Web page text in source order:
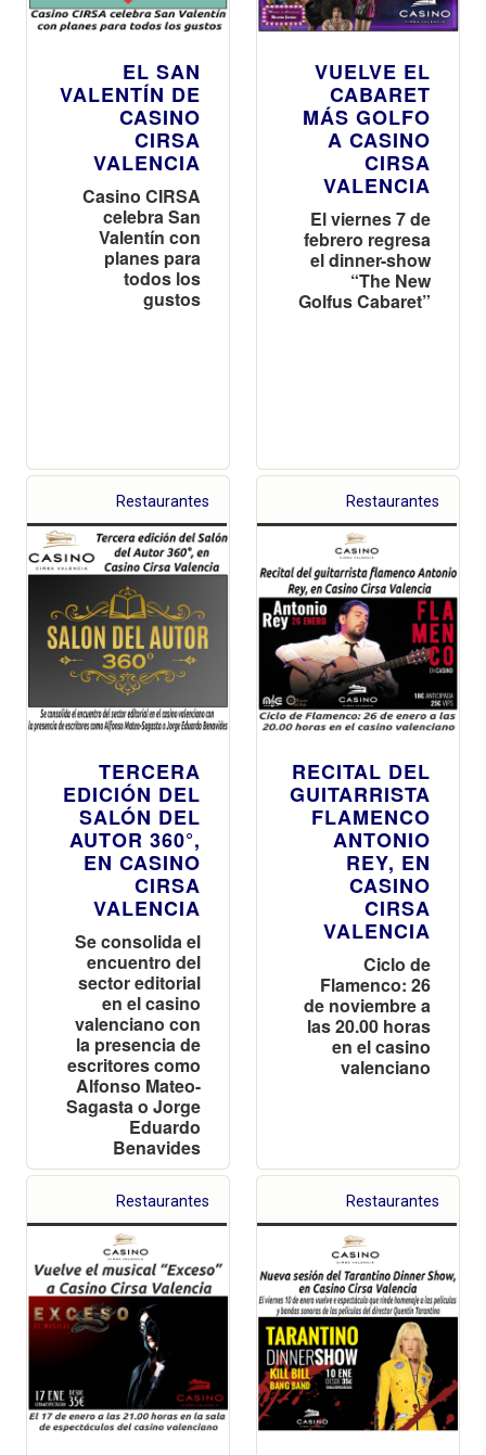
EL SAN
VALENTÍN DE
CASINO
CIRSA
VALENCIA
Casino CIRSA
celebra San
Valentín con
planes para
todos los
gustos
VUELVE EL
CABARET
MÁS GOLFO
A CASINO
CIRSA
VALENCIA
El viernes 7 de
febrero regresa
el dinner-show
“The New
Golfus Cabaret”
Restaurantes
TERCERA
EDICIÓN DEL
SALÓN DEL
AUTOR 360°,
EN CASINO
CIRSA
VALENCIA
Se consolida el
encuentro del
sector editorial
en el casino
valenciano con
la presencia de
escritores como
Alfonso Mateo-
Sagasta o Jorge
Eduardo
Benavides
Restaurantes
RECITAL DEL
GUITARRISTA
FLAMENCO
ANTONIO
REY, EN
CASINO
CIRSA
VALENCIA
Ciclo de
Flamenco: 26
de noviembre a
las 20.00 horas
en el casino
valenciano
Restaurantes Restaurantes